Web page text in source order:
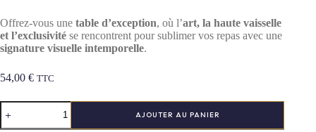
Offrez-vous une table d’exception, où l’art, la haute vaisselle
et l’exclusivité se rencontrent pour sublimer vos repas avec une
signature visuelle intemporelle.
54,00 € TTC
quantité
de
Coffret
AJOUTER AU PANIER